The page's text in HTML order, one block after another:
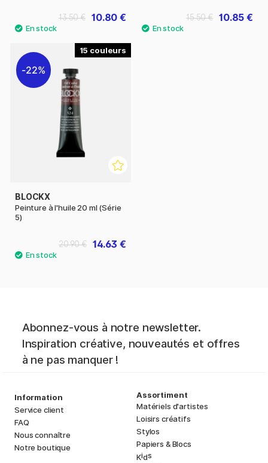
10.80 €
13.50 € 10.85 €
15.50 €
15
22%
BLOCKX
Peinture à l'huile 20 ml (Série
5)
14.63 €
20.90 €
Abonnez-vous à notre newsletter.
Inspiration créative, nouveautés et offres
à ne pas manquer !
Information
Service client
FAQ
Nous connaître
Notre boutique
Assortiment
Matériels d'artistes
Loisirs créatifs
Stylos
Papiers & Blocs
Kids